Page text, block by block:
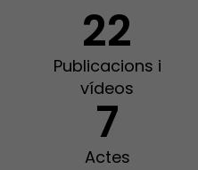
22
Publicacions i
vídeos
7
Actes